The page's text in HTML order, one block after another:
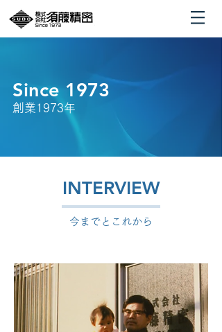
Since 1973
創業1973年
INTERVIEW
​今までとこれから